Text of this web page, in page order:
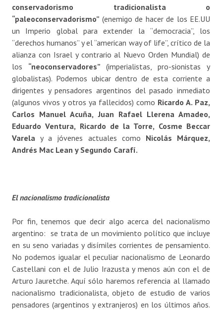
conservadorismo tradicionalista o
“paleoconservadorismo” (enemigo de hacer de los EE.UU
un Imperio global para extender la “democracia”, los
“derechos humanos” y el “american way of life”, crítico de la
alianza con Israel y contrario al Nuevo Orden Mundial) de
los “neoconservadores” (imperialistas, pro-sionistas y
globalistas). Podemos ubicar dentro de esta corriente a
dirigentes y pensadores argentinos del pasado inmediato
(algunos vivos y otros ya fallecidos) como Ricardo A. Paz,
Carlos Manuel Acuña, Juan Rafael Llerena Amadeo,
Eduardo Ventura, Ricardo de la Torre, Cosme Beccar
Varela y a jóvenes actuales como Nicolás Márquez,
Andrés Mac Lean y Segundo Carafí.
El nacionalismo tradicionalista
Por fin, tenemos que decir algo acerca del nacionalismo
argentino: se trata de un movimiento político que incluye
en su seno variadas y disímiles corrientes de pensamiento.
No podemos igualar el peculiar nacionalismo de Leonardo
Castellani con el de Julio Irazusta y menos aún con el de
Arturo Jauretche. Aquí sólo haremos referencia al llamado
nacionalismo tradicionalista, objeto de estudio de varios
pensadores (argentinos y extranjeros) en los últimos años.